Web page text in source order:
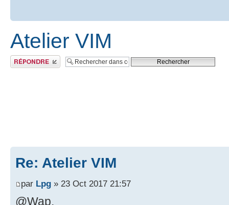
Atelier VIM
Publier une réponse
Re: Atelier VIM
par Lpg » 23 Oct 2017 21:57
@Wap,